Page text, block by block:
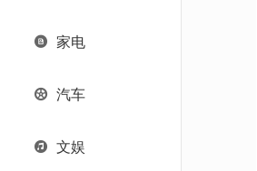
家电
汽车
文娱